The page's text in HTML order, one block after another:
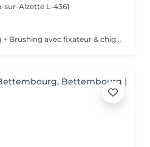
sur-Alzette L-4361
Essai + Jour J + Shampooing + Brushing avec fixateur & chignon